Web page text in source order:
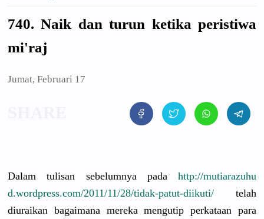
740. Naik dan turun ketika peristiwa
mi'raj
Jumat, Februari 17
Dalam tulisan sebelumnya pada http://mutiarazuhu
d.wordpress.com/2011/11/28/tidak-patut-diikuti/ telah
diuraikan bagaimana mereka mengutip perkataan para